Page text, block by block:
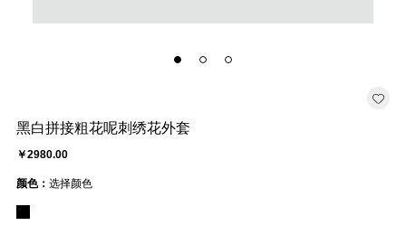
黑白拼接粗花呢刺绣花外套
￥2980.00
颜色： 选择颜色